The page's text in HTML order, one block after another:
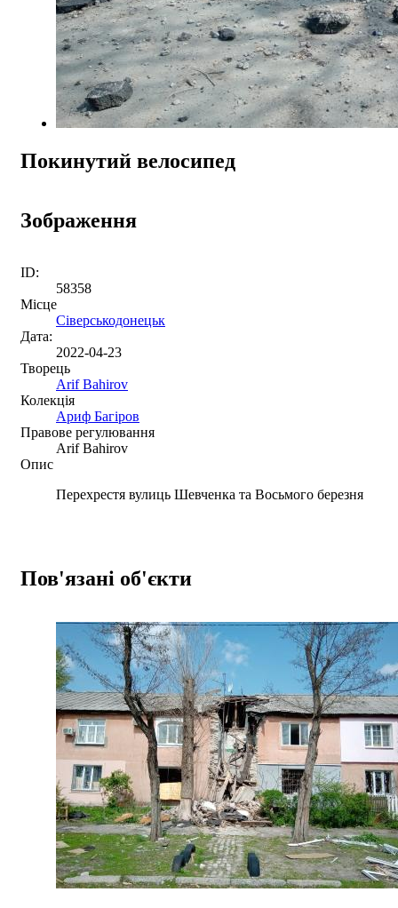
Покинутий велосипед
Зображення
ID:
58358
Місце
Сіверськодонецьк
Дата:
2022-04-23
Творець
Arif Bahirov
Колекція
Ариф Багіров
Правове регулювання
Arif Bahirov
Опис
Перехрестя вулиць Шевченка та Восьмого березня
Пов'язані об'єкти